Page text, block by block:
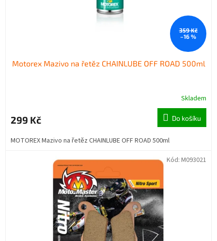
359 Kč
–16 %
Motorex Mazivo na řetěz CHAINLUBE OFF ROAD 500ml
Skladem
299 Kč Do košíku
MOTOREX Mazivo na řetěz CHAINLUBE OFF ROAD 500ml
Kód: M093021